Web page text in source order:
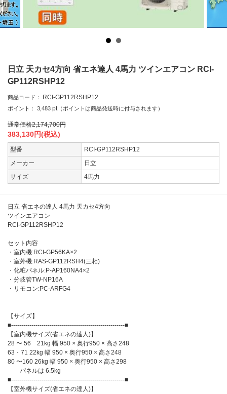
日立 天カセ4方向 省エネ達人 4馬力 ツインエアコン RCI-
GP112RSHP12
商品コード： RCI-GP112RSHP12
ポイント： 3,483 pt （ポイントは商品発送時に付与されます）
通常価格2,174,700円
383,130円(税込)
型番
RCI-GP112RSHP12
メーカー
日立
サイズ
4馬力
日立 省エネの達人 4馬力 天カセ4方向
ツインエアコン
RCI-GP112RSHP12
セット内容
・室内機:RCI-GP56KA×2
・室外機:RAS-GP112RSH4(三相)
・化粧パネル:P-AP160NA4×2
・分岐管TW-NP16A
・リモコン:PC-ARFG4
【サイズ】
■--------------------------------------------------------■
【室内機サイズ(省エネの達人)】
28 〜 56 21kg 幅 950 × 奥行950 × 高さ248
63・71 22kg 幅 950 × 奥行950 × 高さ248
80 〜160 26kg 幅 950 × 奥行950 × 高さ298
パネルは 6.5kg
■--------------------------------------------------------■
【室外機サイズ(省エネの達人)】